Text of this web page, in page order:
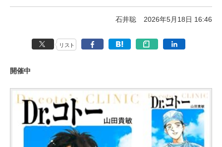
石井聡 2026年5月18日 16:46
リスト
開催中